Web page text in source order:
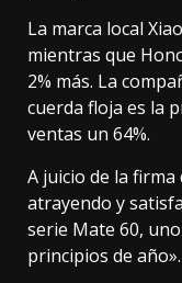
La marca local
mientras que
2% más. La
cuerda floja es la
ventas un 64%.
A juicio de la
atrayendo y
serie Mate 60,
principios de año».